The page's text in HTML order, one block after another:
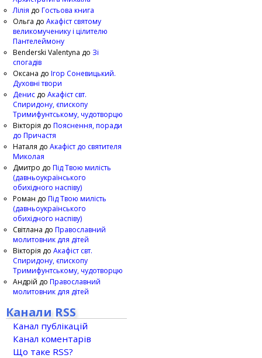
Лілія до Гостьова книга
Ольга до Акафіст святому
великомученику і цілителю
Пантелеймону
Benderski Valentyna до Зі
спогадів
Оксана до Ігор Соневицький.
Духовні твори
Денис до Акафіст свт.
Спиридону, єпископу
Тримифунтському, чудотворцю
Вікторія до Пояснення, поради
до Причастя
Наталя до Акафіст до святителя
Миколая
Дмитро до Під Твою милість
(давньоукраїнського
обихідного наспіву)
Роман до Під Твою милість
(давньоукраїнського
обихідного наспіву)
Світлана до Православний
молитовник для дітей
Вікторія до Акафіст свт.
Спиридону, єпископу
Тримифунтському, чудотворцю
Андрій до Православний
молитовник для дітей
Канали RSS
Канал публікацій
Канал коментарів
Що таке RSS?